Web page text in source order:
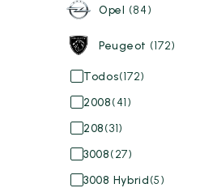
Opel (84)
Peugeot (172)
(172)
Todos
(41)
2008
(31)
208
(27)
3008
(5)
3008 Hybrid